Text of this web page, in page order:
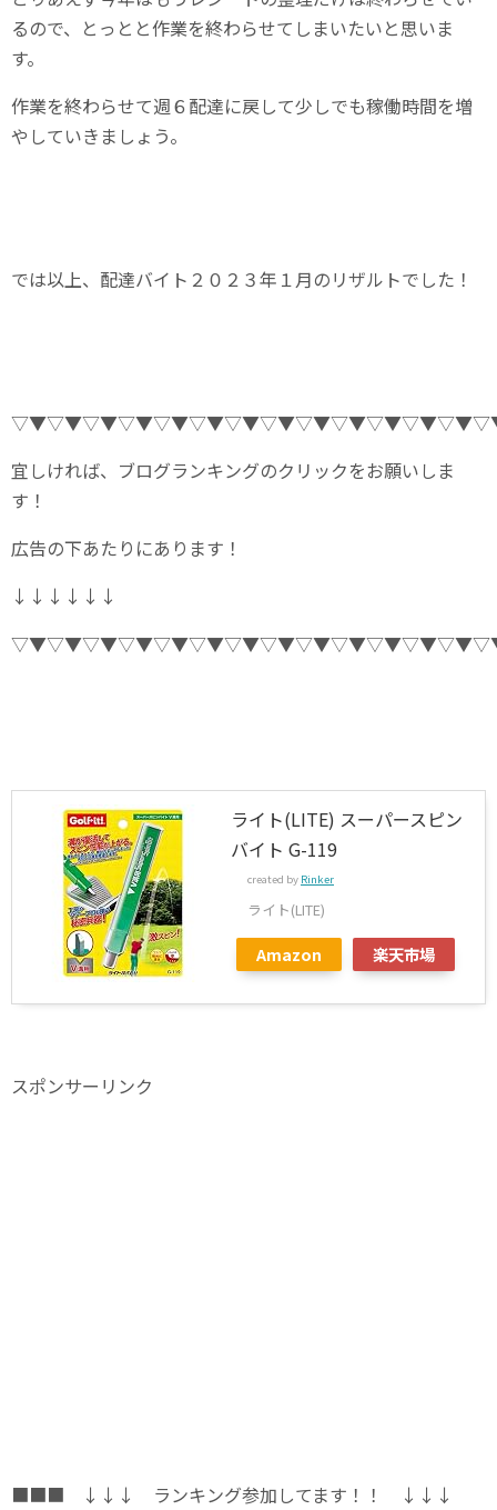
るので、とっとと作業を終わらせてしまいたいと思いま
す。
作業を終わらせて週６配達に戻して少しでも稼働時間を増
やしていきましょう。
では以上、配達バイト２０２３年１月のリザルトでした！
宜しければ、ブログランキングのクリックをお願いしま
す！
広告の下あたりにあります！
↓↓↓↓↓↓
ライト(LITE) スーパースピン
バイト G-119
created by Rinker
ライト(LITE)
Amazon 楽天市場
スポンサーリンク
■■■ ↓↓↓ ランキング参加してます！！ ↓↓↓